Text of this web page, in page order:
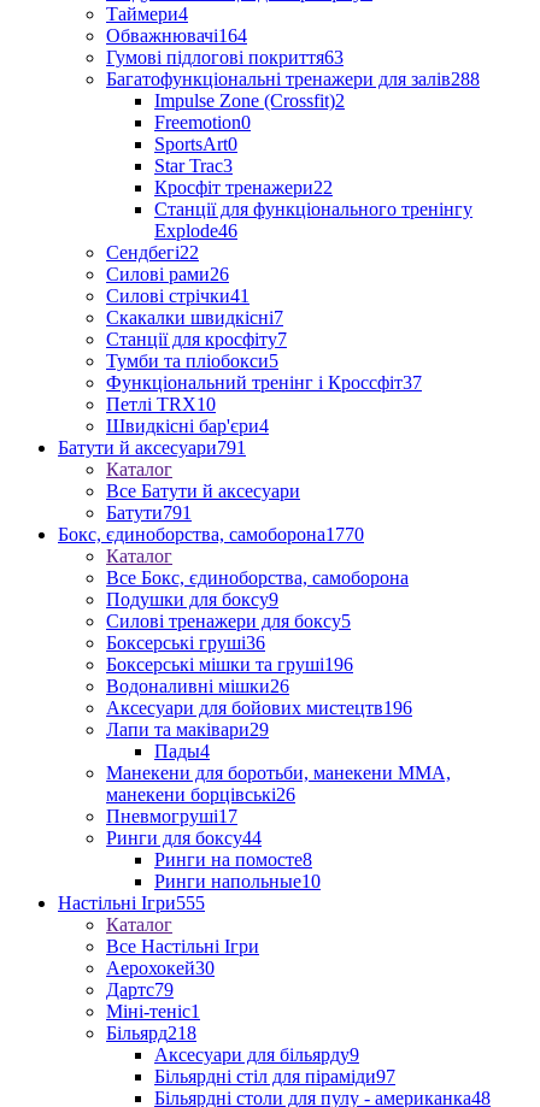
Таймери4
Обважнювачі164
Гумові підлогові покриття63
Багатофункціональні тренажери для залів288
Impulse Zone (Crossfit)2
Freemotion0
SportsArt0
Star Trac3
Кросфіт тренажери22
Станції для функціонального тренінгу
Explode46
Сендбегі22
Силові рами26
Силові стрічки41
Скакалки швидкісні7
Станції для кросфіту7
Тумби та пліобокси5
Функціональний тренінг і Кроссфіт37
Петлі TRX10
Швидкісні бар'єри4
Батути й аксесуари791
Каталог
Все Батути й аксесуари
Батути791
Бокс, єдиноборства, самоборона1770
Каталог
Все Бокс, єдиноборства, самоборона
Подушки для боксу9
Силові тренажери для боксу5
Боксерські груші36
Боксерські мішки та груші196
Водоналивні мішки26
Аксесуари для бойових мистецтв196
Лапи та маківари29
Пады4
Манекени для боротьби, манекени ММА,
манекени борцівські26
Пневмогруші17
Ринги для боксу44
Ринги на помосте8
Ринги напольные10
Настільні Ігри555
Каталог
Все Настільні Ігри
Аерохокей30
Дартс79
Міні-теніс1
Більярд218
Аксесуари для більярду9
Більярдні стіл для піраміди97
Більярдні столи для пулу - американка48